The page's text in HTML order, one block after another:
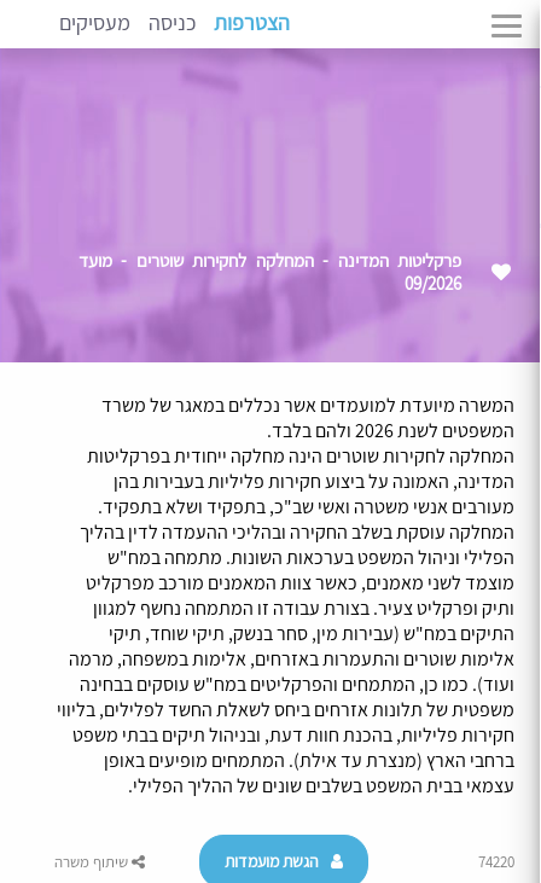
הצטרפות כניסה מעסיקים
פרקליטות המדינה - המחלקה לחקירות שוטרים - מועד
09/2026
המשרה מיועדת למועמדים אשר נכללים במאגר של משרד
המשפטים לשנת 2026 ולהם בלבד.
המחלקה לחקירות שוטרים הינה מחלקה ייחודית בפרקליטות
המדינה, האמונה על ביצוע חקירות פליליות בעבירות בהן
מעורבים אנשי משטרה ואשי שב"כ, בתפקיד ושלא בתפקיד.
המחלקה עוסקת בשלב החקירה ובהליכי ההעמדה לדין בהליך
הפלילי וניהול המשפט בערכאות השונות. מתמחה במח"ש
מוצמד לשני מאמנים, כאשר צוות המאמנים מורכב מפרקליט
ותיק ופרקליט צעיר. בצורת עבודה זו המתמחה נחשף למגוון
התיקים במח"ש (עבירות מין, סחר בנשק, תיקי שוחד, תיקי
אלימות שוטרים והתעמרות באזרחים, אלימות במשפחה, מרמה
ועוד). כמו כן, המתמחים והפרקליטים במח"ש עוסקים בבחינה
משפטית של תלונות אזרחים ביחס לשאלת החשד לפלילים, בליווי
חקירות פליליות, בהכנת חוות דעת, ובניהול תיקים בבתי משפט
ברחבי הארץ (מנצרת עד אילת). המתמחים מופיעים באופן
עצמאי בבית המשפט בשלבים שונים של ההליך הפלילי.
74220 הגשת מועמדות שיתוף משרה